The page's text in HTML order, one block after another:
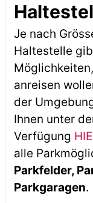
Je nach
Haltestelle
anreisen
der
Ihnen unter
Verfügung
alle
Parkfelder,
Parkgaragen.